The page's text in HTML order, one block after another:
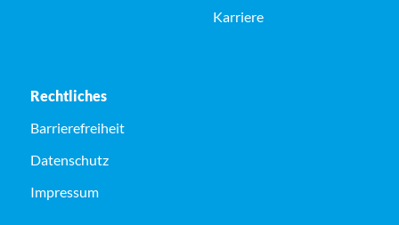
Karriere
Rechtliches
Barrierefreiheit
Datenschutz
Impressum